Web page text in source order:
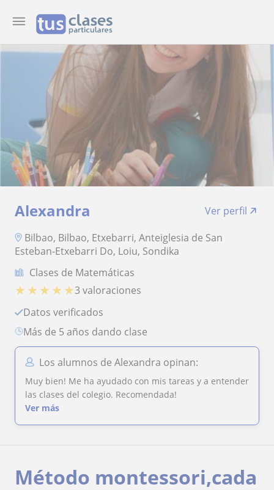
Alexandra
Ver perfil
Bilbao, Bilbao, Etxebarri, Anteiglesia de San
Esteban-Etxebarri Do, Loiu, Sondika
Clases de Matemáticas
★ ★ ★ ★ ★3 valoraciones
Datos verificados
más de 5 años dando clase
Los alumnos de Alexandra opinan:
Muy bien! Me ha ayudado con mis tareas y a entender
las clases del colegio. Recomendada!
Ver más
Método montessori,cada